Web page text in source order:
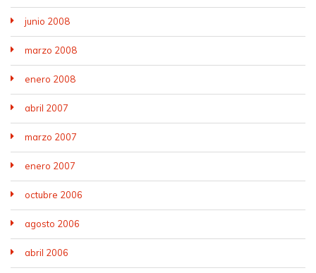
junio 2008
marzo 2008
enero 2008
abril 2007
marzo 2007
enero 2007
octubre 2006
agosto 2006
abril 2006